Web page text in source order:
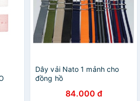
Dây vải Nato 1 mảnh cho
đồng hồ
84.000 đ